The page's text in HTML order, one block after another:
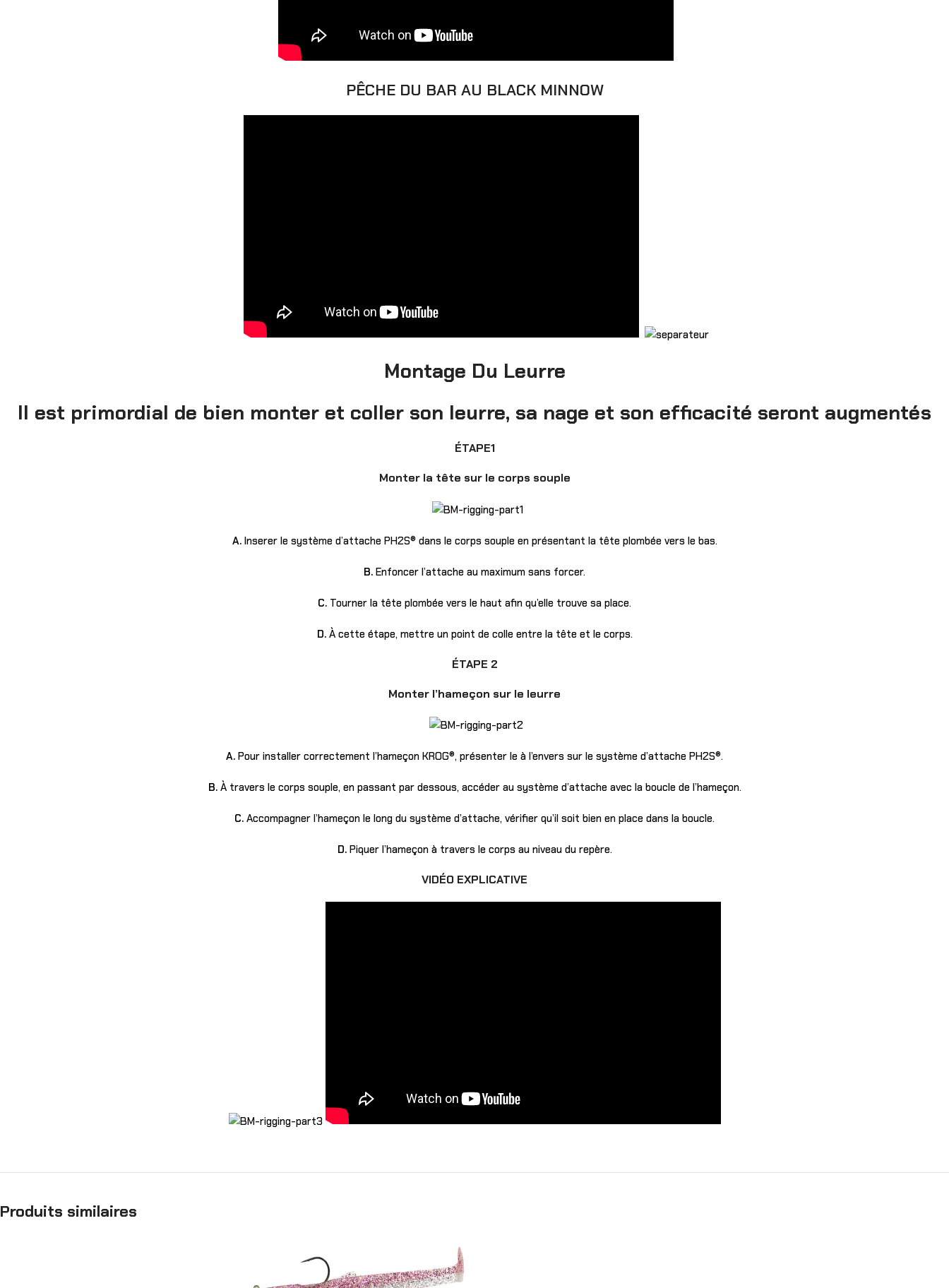
PÊCHE DU BAR AU BLACK MINNOW
Montage Du Leurre
Il est primordial de bien monter et coller son leurre, sa nage et son efficacité seront augmentés
ÉTAPE1
Monter la tête sur le corps souple
A.Inserer le système d’attache PH2S® dans le corps souple en présentant la tête plombée vers le bas.
B. Enfoncer l’attache au maximum sans forcer.
C. Tourner la tête plombée vers le haut afin qu’elle trouve sa place.
D.À cette étape, mettre un point de colle entre la tête et le corps.
ÉTAPE 2
Monter l’hameçon sur le leurre
A. Pour installer correctement l’hameçon KROG®, présenter le à l’envers sur le système d’attache PH2S®.
B.À travers le corps souple, en passant par dessous, accéder au système d’attache avec la boucle de l’hameçon.
C. Accompagner l’hameçon le long du système d’attache, vérifier qu’il soit bien en place dans la boucle.
D.Piquer l’hameçon à travers le corps au niveau du repère.
VIDÉO EXPLICATIVE
Produits similaires